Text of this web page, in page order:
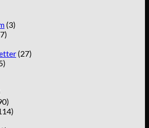
(3)
(27)